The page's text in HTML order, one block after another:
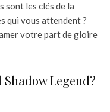
sont les clés de la
qui vous attendent ?
votre part de gloire
Shadow Legend?